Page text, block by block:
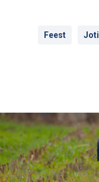
Feest Joti